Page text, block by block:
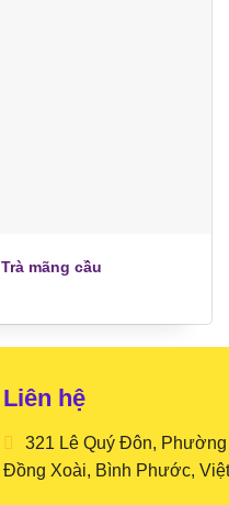
Trà mãng cầu
Liên hệ
321 Lê Quý Đôn,
Đồng Xoài, Bình Phước,